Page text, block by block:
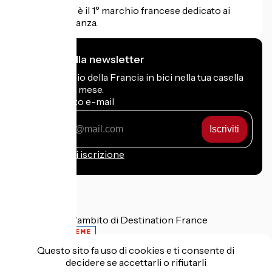
Accueil Vélo è il 1° marchio francese dedicato ai
ciclisti in vacanza.
Mi iscrivo alla newsletter
Ricevi il meglio della Francia in bici nella tua casella
di posta ogni mese.
Il mio indirizzo e-mail
Condizioni di iscrizione
Finanziato nell'ambito di Destination France
Questo sito fa uso di cookies e ti consente di
decidere se accettarli o rifiutarli